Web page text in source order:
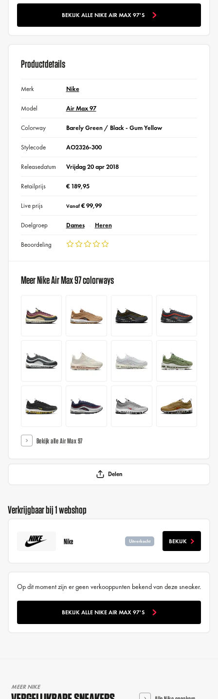
BEKIJK ALLE NIKE AIR MAX 97'S
Productdetails
Merk Nike
Model Air Max 97
Colorway Barely Green / Black - Gum Yellow
Stylecode AO2326-300
Releasedatum Vrijdag 20 apr 2018
Retailprijs € 189,95
Live prijs Vanaf€ 99,99
Doelgroep Dames Heren
Beoordeling
Meer Nike Air Max 97 colorways
Bekijk alle Air Max 97
Delen
Verkrijgbaar bij 1 webshop
Nike Uitverkocht BEKIJK
Op dit moment zijn er geen verkooppunten bekend van deze sneaker.
BEKIJK ALLE NIKE AIR MAX 97'S
MEER NIKE